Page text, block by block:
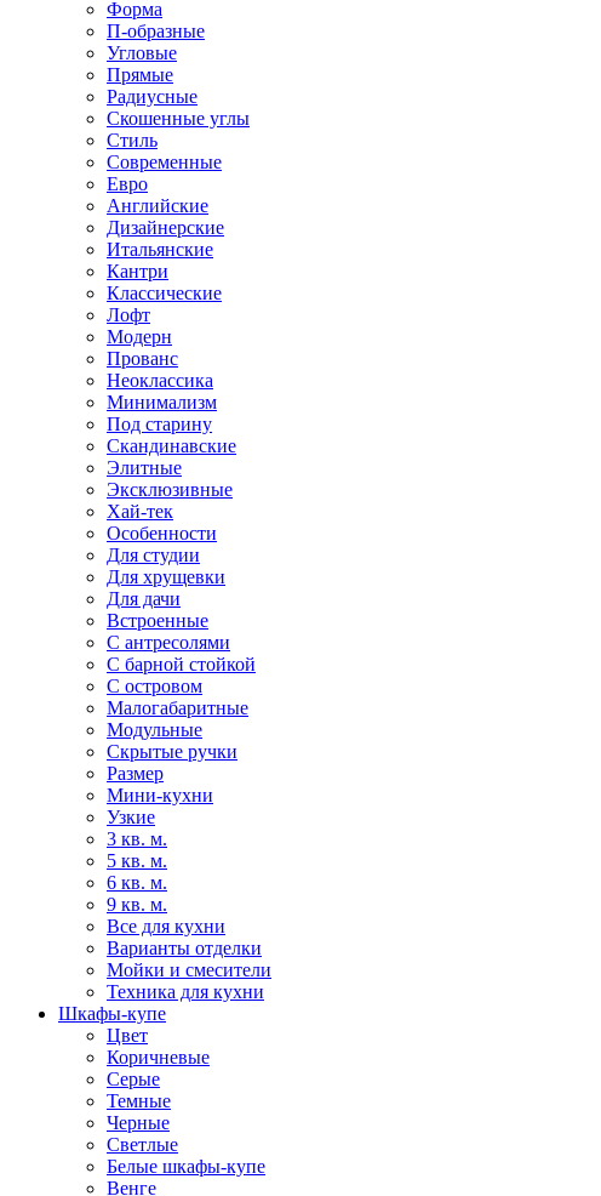
Форма
П-образные
Угловые
Прямые
Радиусные
Скошенные углы
Стиль
Современные
Евро
Английские
Дизайнерские
Итальянские
Кантри
Классические
Лофт
Модерн
Прованс
Неоклассика
Минимализм
Под старину
Скандинавские
Элитные
Эксклюзивные
Хай-тек
Особенности
Для студии
Для хрущевки
Для дачи
Встроенные
С антресолями
С барной стойкой
С островом
Малогабаритные
Модульные
Скрытые ручки
Размер
Мини-кухни
Узкие
3 кв. м.
5 кв. м.
6 кв. м.
9 кв. м.
Все для кухни
Варианты отделки
Мойки и смесители
Техника для кухни
Шкафы-купе
Цвет
Коричневые
Серые
Темные
Черные
Светлые
Белые шкафы-купе
Венге